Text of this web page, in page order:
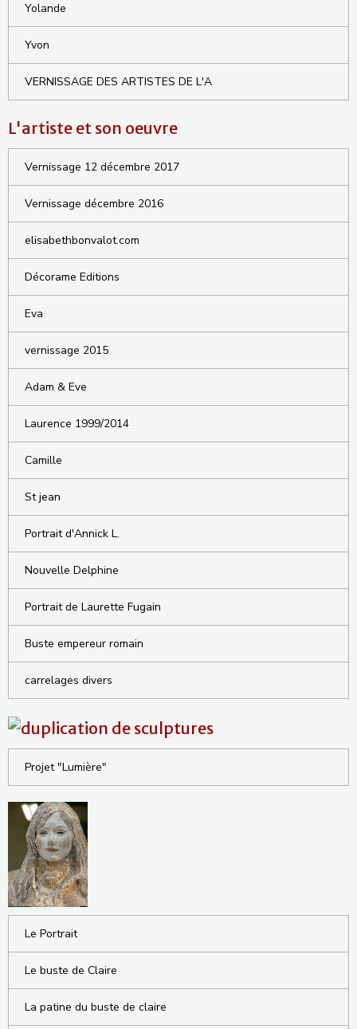
Yolande
Yvon
VERNISSAGE DES ARTISTES DE L'A
L'artiste et son oeuvre
Vernissage 12 décembre 2017
Vernissage décembre 2016
elisabethbonvalot.com
Décorame Editions
Eva
vernissage 2015
Adam & Eve
Laurence 1999/2014
Camille
St jean
Portrait d'Annick L.
Nouvelle Delphine
Portrait de Laurette Fugain
Buste empereur romain
carrelages divers
Projet "Lumière"
Le Portrait
Le buste de Claire
La patine du buste de claire